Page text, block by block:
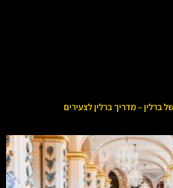
ברלין – מדריך ברלין לצעירים